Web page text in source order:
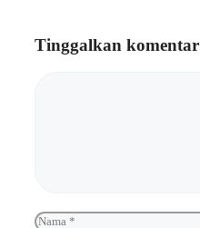
Tinggalkan komentar
Nama